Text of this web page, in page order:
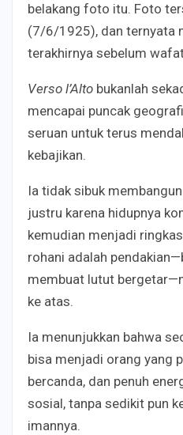
belakang foto itu. Foto
(7/6/1925), dan ternyata
terakhirnya sebelum
Verso l’Alto bukanlah
mencapai puncak
seruan untuk terus
kebajikan.
Ia tidak sibuk
justru karena hidupnya
kemudian menjadi
rohani adalah
membuat lutut
ke atas.
Ia menunjukkan bahwa
bisa menjadi orang yang
bercanda, dan penuh
sosial, tanpa sedikit pun
imannya.